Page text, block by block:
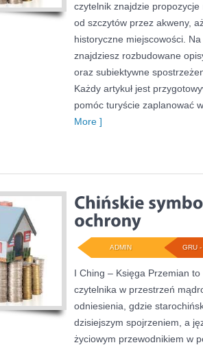
czytelnik znajdzie propozycje
od szczytów przez akweny,
historyczne miejscowości.
znajdziesz rozbudowane
oraz subiektywne
Każdy artykuł jest
pomóc turyście zaplanować
More ]
GRU
ADMIN
I Ching – Księga Przemian
czytelnika w przestrzeń
odniesienia, gdzie
dzisiejszym spojrzeniem, a
życiowym przewodnikiem w